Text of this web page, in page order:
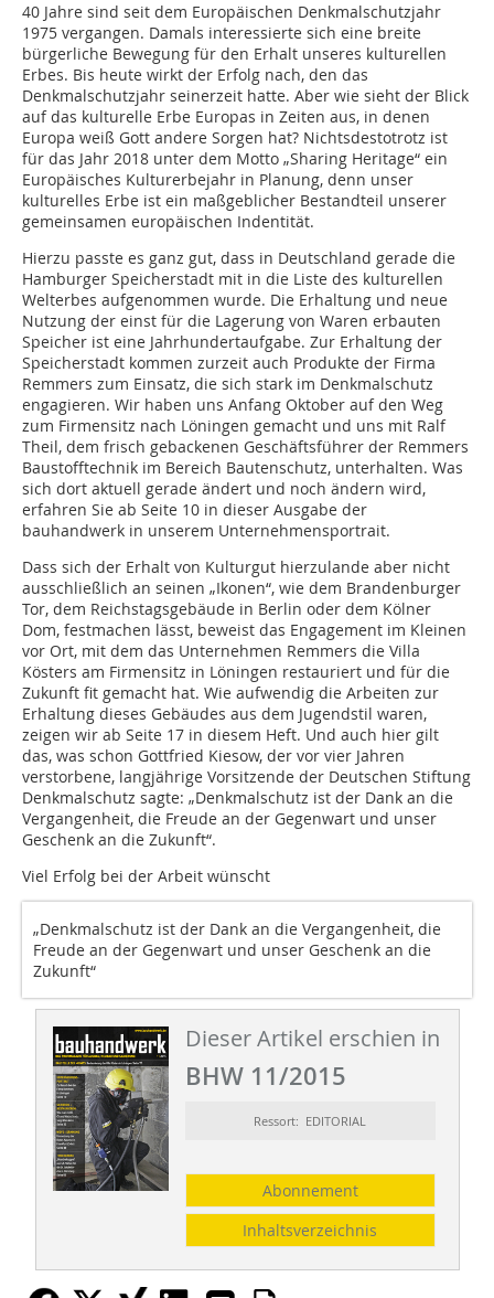
40 Jahre sind seit dem Europäischen Denkmalschutzjahr
1975 vergangen. Damals interessierte sich eine breite
bürgerliche Bewegung für den Erhalt unseres kulturellen
Erbes. Bis heute wirkt der Erfolg nach, den das
Denkmalschutzjahr seinerzeit hatte. Aber wie sieht der Blick
auf das kulturelle Erbe Europas in Zeiten aus, in denen
Europa weiß Gott andere Sorgen hat? Nichtsdestotrotz ist
für das Jahr 2018 unter dem Motto „Sharing Heritage“ ein
Europäisches Kulturerbejahr in Planung, denn unser
kulturelles Erbe ist ein maßgeblicher Bestandteil unserer
gemeinsamen europäischen Indentität.
Hierzu passte es ganz gut, dass in Deutschland gerade die
Hamburger Speicherstadt mit in die Liste des kulturellen
Welterbes aufgenommen wurde. Die Erhaltung und neue
Nutzung der einst für die Lagerung von Waren erbauten
Speicher ist eine Jahrhundertaufgabe. Zur Erhaltung der
Speicherstadt kommen zurzeit auch Produkte der Firma
Remmers zum Einsatz, die sich stark im Denkmalschutz
engagieren. Wir haben uns Anfang Oktober auf den Weg
zum Firmensitz nach Löningen gemacht und uns mit Ralf
Theil, dem frisch gebackenen Geschäftsführer der Remmers
Baustofftechnik im Bereich Bautenschutz, unterhalten. Was
sich dort aktuell gerade ändert und noch ändern wird,
erfahren Sie ab Seite 10 in dieser Ausgabe der
bauhandwerk in unserem Unternehmensportrait.
Dass sich der Erhalt von Kulturgut hierzulande aber nicht
ausschließlich an seinen „Ikonen“, wie dem Brandenburger
Tor, dem Reichstagsgebäude in Berlin oder dem Kölner
Dom, festmachen lässt, beweist das Engagement im Kleinen
vor Ort, mit dem das Unternehmen Remmers die Villa
Kösters am Firmensitz in Löningen restauriert und für die
Zukunft fit gemacht hat. Wie aufwendig die Arbeiten zur
Erhaltung dieses Gebäudes aus dem Jugendstil waren,
zeigen wir ab Seite 17 in diesem Heft. Und auch hier gilt
das, was schon Gottfried Kiesow, der vor vier Jahren
verstorbene, langjährige Vorsitzende der Deutschen Stiftung
Denkmalschutz sagte: „Denkmalschutz ist der Dank an die
Vergangenheit, die Freude an der Gegenwart und unser
Geschenk an die Zukunft“.
Viel Erfolg bei der Arbeit wünscht
„Denkmalschutz ist der Dank an die Vergangenheit, die
Freude an der Gegenwart und unser Geschenk an die
Zukunft“
Dieser Artikel erschien in
BHW 11/2015
Ressort: EDITORIAL
Abonnement
Inhaltsverzeichnis